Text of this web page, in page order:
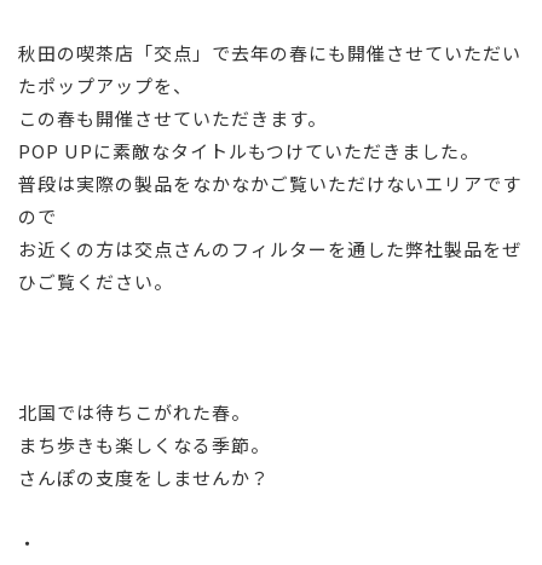
秋田の喫茶店「交点」で去年の春にも開催させていただい
たポップアップを、
この春も開催させていただきます。
POP UPに素敵なタイトルもつけていただきました。
普段は実際の製品をなかなかご覧いただけないエリアです
ので
お近くの方は交点さんのフィルターを通した弊社製品をぜ
ひご覧ください。
北国では待ちこがれた春。
まち歩きも楽しくなる季節。
さんぽの支度をしませんか？
・